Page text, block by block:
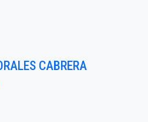
CABRERA